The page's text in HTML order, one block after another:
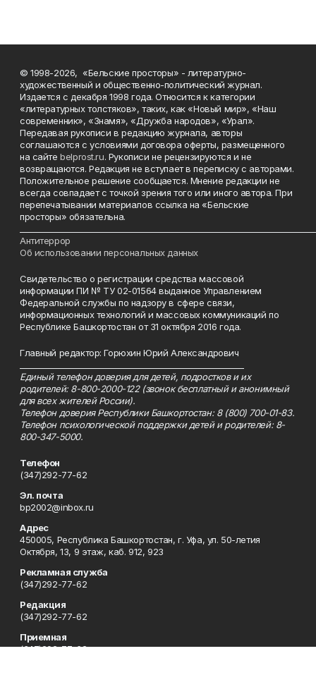
© 1998-2026, «Бельские просторы» - литературно-
художественный и общественно-политический журнал.
Издается с декабря 1998 года. Относится к категории
«литературных толстяков», таких, как «Новый мир», «Наш
современник», «Знамя», «Дружба народов», «Урал».
Передавая рукописи в редакцию журнала, авторы
соглашаются с условиями договора оферты, размещенного
на сайтеbelprost.ru. Рукописи не рецензируются и не
возвращаются. Редакция не вступает в переписку с авторами.
Положительное решение сообщается. Мнение редакции не
всегда совпадает с точкой зрения того или иного автора. При
перепечатывании материалов ссылка на «Бельские
просторы» обязательна.
Антитеррор
Об использовании персональных данных
Свидетельство о регистрации средства массовой
информации ПИ № ТУ 02-01564 выданное Управлением
Федеральной службы по надзору в сфере связи,
информационных технологий и массовых коммуникаций по
Республике Башкортостан от 31 октября 2016 года.
Главный редактор: Горюхин Юрий Александрович
Единый телефон доверия для детей, подростков и их
родителей: 8-800-2000-122 (звонок бесплатный и анонимный
для всех жителей России).
Телефон доверия Республики Башкортостан: 8 (800) 700-01-83.
Телефон психологической поддержки детей и родителей: 8-
800-347-5000.
Телефон
(347)292-77-62
Эл. почта
bp2002@inbox.ru
Адрес
450005, Республика Башкортостан, г. Уфа, ул. 50-летия
Октября, 13, 9 этаж, каб. 912, 923
Рекламная служба
(347)292-77-62
Редакция
(347)292-77-62
Приемная
(347)292-77-62